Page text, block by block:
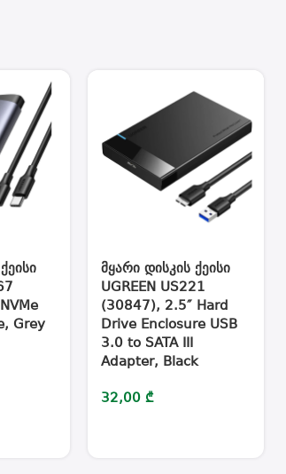
Grey
მყარი დისკის ქეისი
UGREEN US221
(30847), 2.5″ Hard
Drive Enclosure USB
3.0 to SATA III
Adapter, Black
32,00 ₾